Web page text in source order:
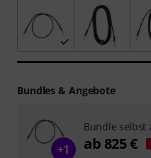
Bundles & Angebote
+1
Bundle selbst
ab 825 €